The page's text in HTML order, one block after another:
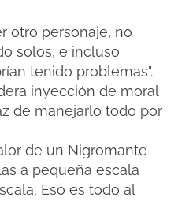
otro personaje, no
solos, e incluso
tenido problemas".
inyección de moral
de manejarlo todo por
de un Nigromante
a pequeña escala
Eso es todo al